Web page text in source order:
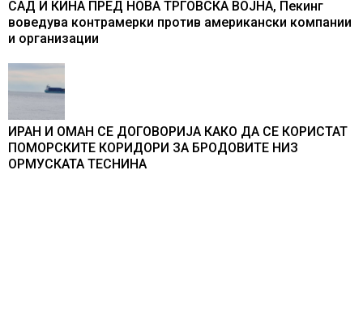
САД И КИНА ПРЕД НОВА ТРГОВСКА ВОЈНА, Пекинг
воведува контрамерки против американски компании
и организации
ИРАН И ОМАН СЕ ДОГОВОРИЈА КАКО ДА СЕ КОРИСТАТ
ПОМОРСКИТЕ КОРИДОРИ ЗА БРОДОВИТЕ НИЗ
ОРМУСКАТА ТЕСНИНА